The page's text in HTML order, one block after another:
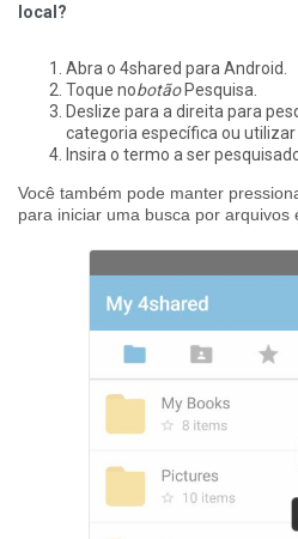
local?
Abra o 4shared para Android.
Toque nobotãoPesquisa.
Deslize para a direita para
categoria específica ou utilizar
Insira o termo a ser
Você também pode manter
para iniciar uma busca por arquivos